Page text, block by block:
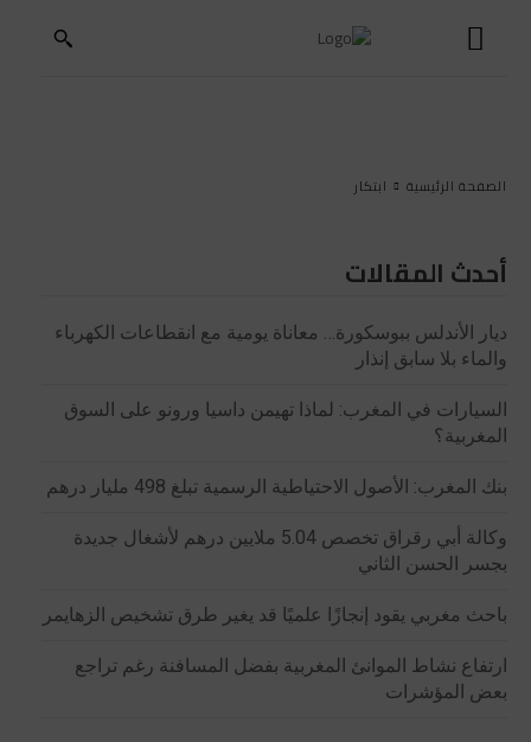
الصفحة الرئيسية ابتكار
أحدث المقالات
ديار الأندلس ببوسكورة… معاناة يومية مع انقطاعات الكهرباء
والماء بلا سابق إنذار
السيارات في المغرب: لماذا تهيمن داسيا ورونو على السوق
المغربية؟
بنك المغرب: الأصول الاحتياطية الرسمية تبلغ 498 مليار درهم
وكالة أبي رقراق تخصص 5.04 ملايين درهم لأشغال جديدة
بجسر الحسن الثاني
باحث مغربي يقود إنجازًا علميًا قد يغير طرق تشخيص الزهايمر
ارتفاع نشاط الموانئ المغربية بفضل المسافنة رغم تراجع
بعض المؤشرات